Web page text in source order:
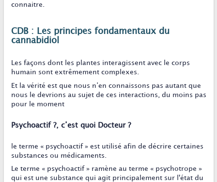
connaitre.
CDB : Les principes fondamentaux du
cannabidiol
Les façons dont les plantes interagissent avec le corps
humain sont extrêmement complexes.
Et la vérité est que nous n’en connaissons pas autant que
nous le devrions au sujet de ces interactions, du moins pas
pour le moment
Psychoactif ?, c’est quoi Docteur ?
le terme « psychoactif » est utilisé afin de décrire certaines
substances ou médicaments.
Le terme « psychoactif » ramène au terme « psychotrope »
qui est une substance qui agit principalement sur l'état du